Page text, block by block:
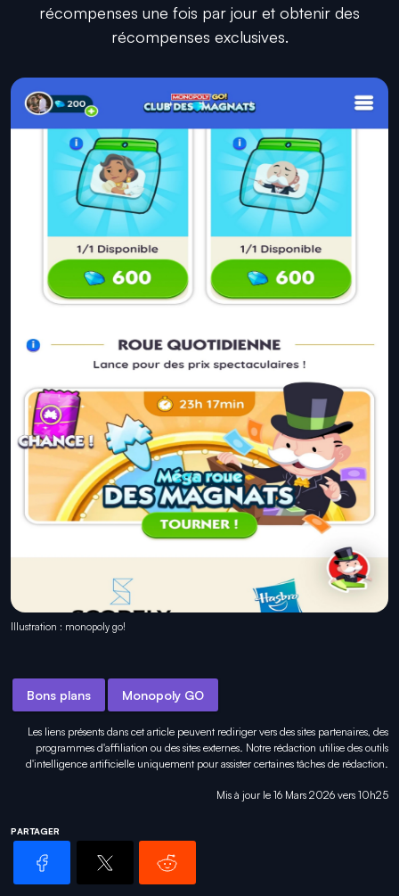
récompenses une fois par jour et obtenir des
récompenses exclusives.
Illustration : monopoly go!
Bons plans Monopoly GO
Les liens présents dans cet article peuvent rediriger vers des sites partenaires, des
programmes d'affiliation ou des sites externes. Notre rédaction utilise des outils
d'intelligence artificielle uniquement pourassister certaines tâches de rédaction.
Mis à jour le 16 Mars 2026 vers 10h25
PARTAGER